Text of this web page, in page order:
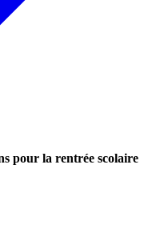
pour la rentrée scolaire